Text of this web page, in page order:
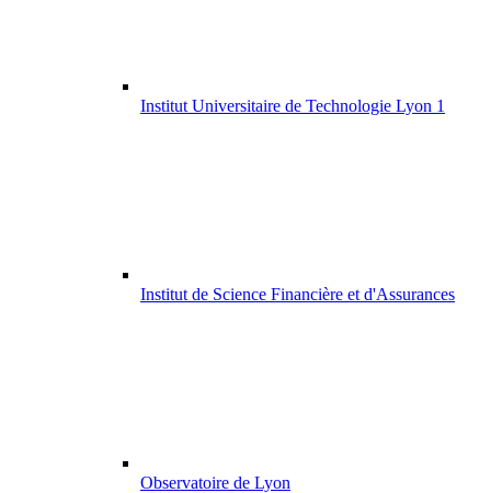
Institut Universitaire de Technologie Lyon 1
Institut de Science Financière et d'Assurances
Observatoire de Lyon